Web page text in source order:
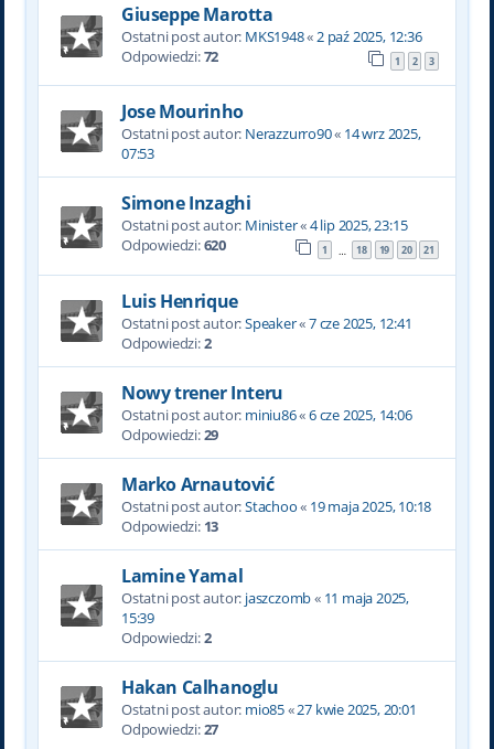
Giuseppe Marotta
Ostatni post autor: MKS1948«2 paź 2025, 12:36
Odpowiedzi:72 1 2 3
Jose Mourinho
Ostatni post autor: Nerazzurro90« 14 wrz 2025,
07:53
Simone Inzaghi
Ostatni post autor: Minister«4 lip 2025, 23:15
Odpowiedzi:620 1 … 18 19 20 21
Luis Henrique
Ostatni post autor:Speaker«7 cze 2025, 12:41
Odpowiedzi:2
Nowy trener Interu
Ostatni post autor: miniu86«6 cze 2025, 14:06
Odpowiedzi:29
Marko Arnautović
Ostatni post autor:Stachoo« 19 maja 2025, 10:18
Odpowiedzi: 13
Lamine Yamal
Ostatni post autor: jaszczomb« 11 maja 2025,
15:39
Odpowiedzi:2
Hakan Calhanoglu
Ostatni post autor: mio85«27 kwie 2025, 20:01
Odpowiedzi:27